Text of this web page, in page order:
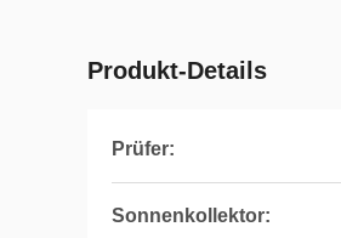
Produkt-Details
Prüfer:
Sonnenkollektor: